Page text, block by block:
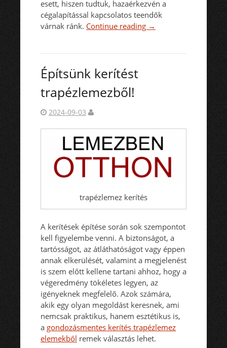
esett, hiszen tudtuk, hazaérkezvén a
cégalapítással kapcsolatos teendők
várnak ránk. Continue reading →
Építsünk kerítést
trapézlemezből!
2024-09-03
trapézlemez kerítés
A kerítések építése során sok szempontot
kell figyelembe venni. A biztonságot, a
tartósságot, az átláthatóságot vagy éppen
annak elkerülését, valamint a megjelenést
is szem előtt kellene tartani ahhoz, hogy a
végeredmény tökéletes legyen, az
igényeknek megfelelő. Azok számára,
akik egy olyan megoldást keresnek, ami
nemcsak praktikus, hanem esztétikus is,
a gondozásmentes kerítés trapézlemez
elemekből remek választás lehet.